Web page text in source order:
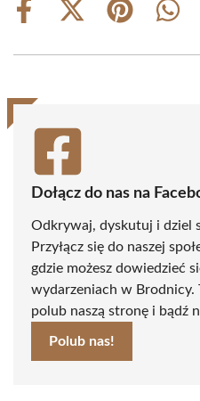
Share
Share
(Twitter)
Share
Share
Dołącz do nas na
Odkrywaj, dyskutuj i dziel
Przyłącz się do naszej
gdzie możesz dowiedzieć
wydarzeniach w Brodnicy.
polub naszą stronę i bądź
Polub nas!